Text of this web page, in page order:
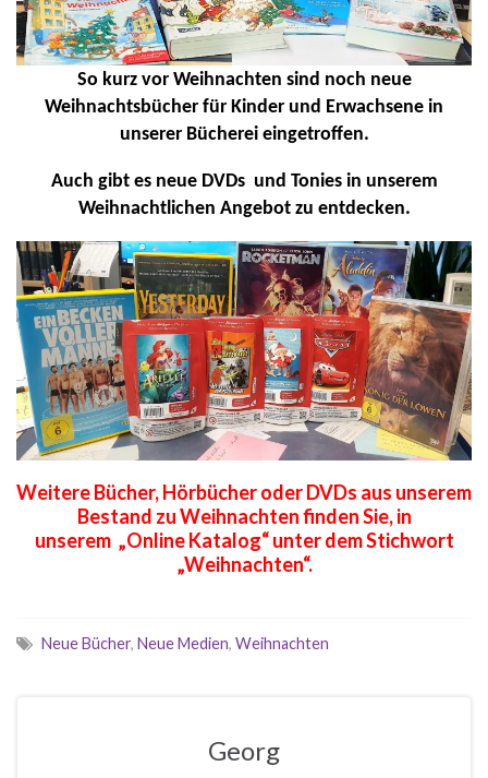
So kurz vor Weihnachten sind noch neue
Weihnachtsbücher für Kinder und Erwachsene in
unserer Bücherei eingetroffen.
Auch gibt es neue DVDs und Tonies in unserem
Weihnachtlichen Angebot zu entdecken.
Weitere Bücher, Hörbücher oder DVDs aus unserem
Bestand zu Weihnachten finden Sie, in
unserem „Online Katalog“ unter dem Stichwort
„Weihnachten“.
Neue Bücher, Neue Medien, Weihnachten
Georg